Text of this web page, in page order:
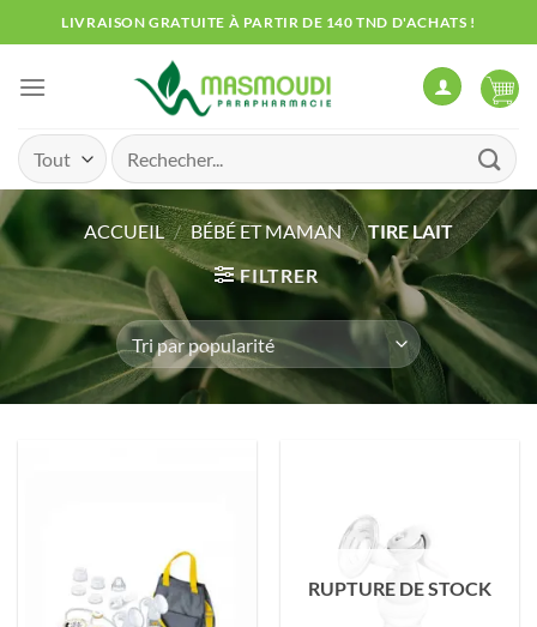
au
contenu
LIVRAISON GRATUITE À PARTIR DE 140 TND D'ACHATS !
Recherche
pour :
ACCUEIL / BÉBÉ ET MAMAN / TIRE LAIT
FILTRER
RUPTURE DE STOCK